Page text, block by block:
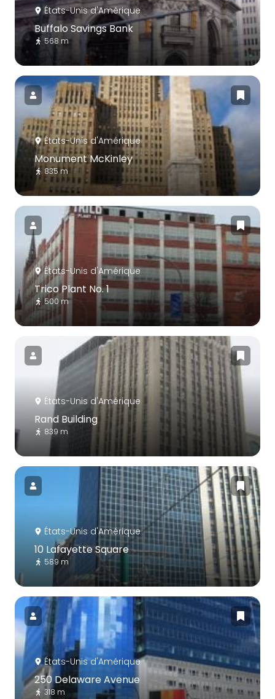
États-Unis d'Amérique
Buffalo Savings Bank
568 m
États-Unis d'Amérique
Monument McKinley
835 m
États-Unis d'Amérique
Trico Plant No. 1
500 m
États-Unis d'Amérique
Rand Building
839 m
États-Unis d'Amérique
10 Lafayette Square
589 m
États-Unis d'Amérique
250 Delaware Avenue
318 m